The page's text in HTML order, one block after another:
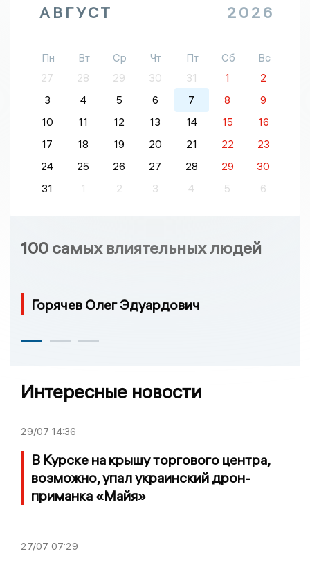
АВГУСТ 2026
Пн Вт Ср Чт Пт Сб
Вс
27
28 29 30 31 1
2
3
4 5 6 7 8
9
10
11 12 13 14 15
16
17
18 19 20 21 22
23
24
25 26 27 28 29
30
31
1 2 3 4 5 6
100 самых влиятельных людей
Горячев Олег Эдуардович
Интересные новости
29/07 14:36
В Курске на крышу торгового центра,
возможно, упал украинский дрон-
приманка «Майя»
27/07 07:29